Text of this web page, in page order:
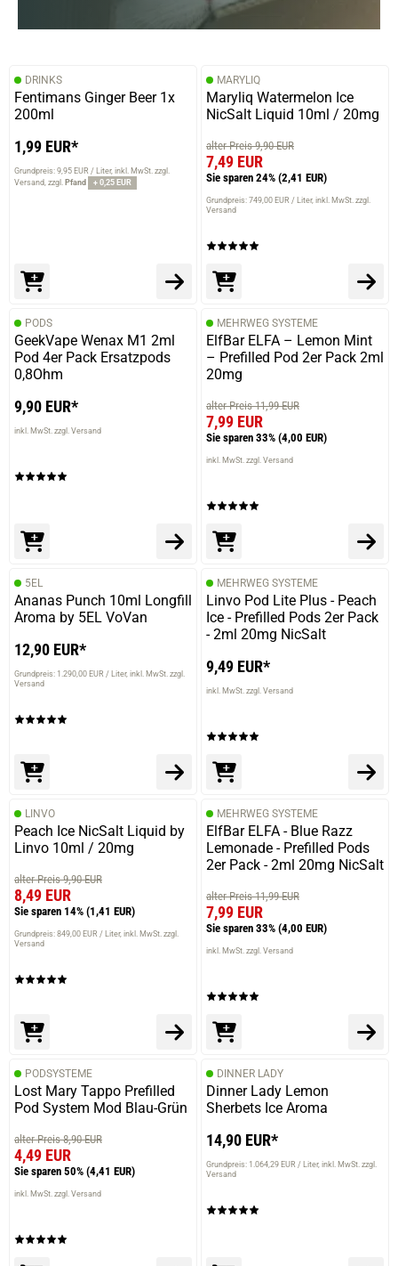
DRINKS
Fentimans Ginger Beer 1x
200ml
1,99 EUR*
Grundpreis: 9,95 EUR / Liter inkl. MwSt. zzgl.
Versand zzgl. Pfand + 0,25 EUR
MARYLIQ
Maryliq Watermelon Ice
NicSalt Liquid 10ml / 20mg
alter Preis 9,90 EUR
7,49 EUR
Sie sparen 24% (2,41 EUR)
Grundpreis: 749,00 EUR / Liter inkl. MwSt. zzgl.
Versand
PODS
GeekVape Wenax M1 2ml
Pod 4er Pack Ersatzpods
0,8Ohm
9,90 EUR*
inkl. MwSt. zzgl. Versand
MEHRWEG SYSTEME
ElfBar ELFA – Lemon Mint
– Prefilled Pod 2er Pack 2ml
20mg
alter Preis 11,99 EUR
7,99 EUR
Sie sparen 33% (4,00 EUR)
inkl. MwSt. zzgl. Versand
5EL
Ananas Punch 10ml Longfill
Aroma by 5EL VoVan
12,90 EUR*
Grundpreis: 1.290,00 EUR / Liter inkl. MwSt. zzgl.
Versand
MEHRWEG SYSTEME
Linvo Pod Lite Plus - Peach
Ice - Prefilled Pods 2er Pack
- 2ml 20mg NicSalt
9,49 EUR*
inkl. MwSt. zzgl. Versand
LINVO
Peach Ice NicSalt Liquid by
Linvo 10ml / 20mg
alter Preis 9,90 EUR
8,49 EUR
Sie sparen 14% (1,41 EUR)
Grundpreis: 849,00 EUR / Liter inkl. MwSt. zzgl.
Versand
MEHRWEG SYSTEME
ElfBar ELFA - Blue Razz
Lemonade - Prefilled Pods
2er Pack - 2ml 20mg NicSalt
alter Preis 11,99 EUR
7,99 EUR
Sie sparen 33% (4,00 EUR)
inkl. MwSt. zzgl. Versand
PODSYSTEME
Lost Mary Tappo Prefilled
Pod System Mod Blau-Grün
alter Preis 8,90 EUR
4,49 EUR
Sie sparen 50% (4,41 EUR)
inkl. MwSt. zzgl. Versand
DINNER LADY
Dinner Lady Lemon
Sherbets Ice Aroma
14,90 EUR*
Grundpreis: 1.064,29 EUR / Liter inkl. MwSt. zzgl.
Versand